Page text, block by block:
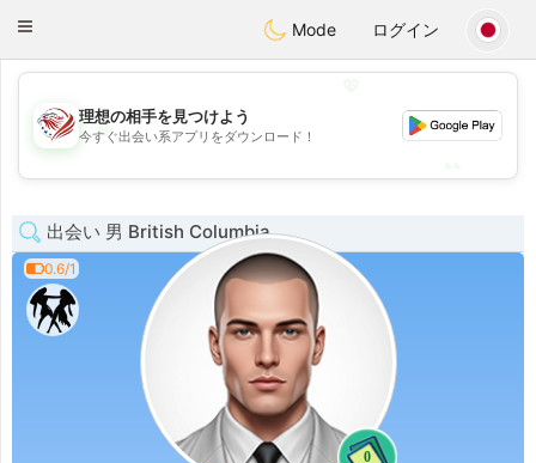
StatesDating
Toggle
Mode ログイン
💖
💕
理想の相手を見つけよう
今すぐ出会い系アプリをダウンロード！
出会い 男 British Columbia
0.6/1
0